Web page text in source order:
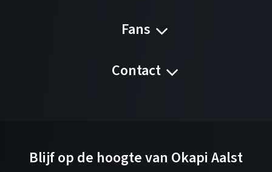
Fans
Contact
Blijf op de hoogte van Okapi Aalst